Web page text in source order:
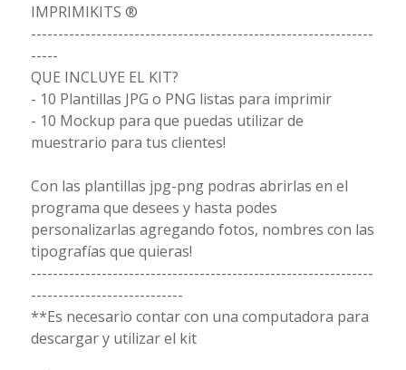
IMPRIMIKITS ®
---------------------------------------------------------------
-----
QUE INCLUYE EL KIT?
- 10 Plantillas JPG o PNG listas para imprimir
- 10 Mockup para que puedas utilizar de
muestrario para tus clientes!
Con las plantillas jpg-png podras abrirlas en el
programa que desees y hasta podes
personalizarlas agregando fotos, nombres con las
tipografías que quieras!
---------------------------------------------------------------
----------------------------
**Es necesario contar con una computadora para
descargar y utilizar el kit